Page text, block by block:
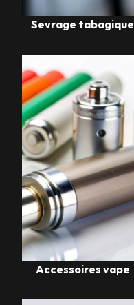
Sevrage tabagique
Accessoires vape